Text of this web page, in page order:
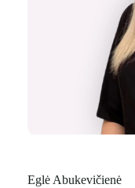
Eglė Abukevičienė